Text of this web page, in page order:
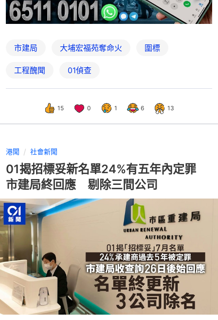
市建局 大埔宏福苑奪命火 圍標
工程醜聞 01偵查
15 0 1 6 13
港聞 社會新聞
01揭招標妥新名單24%有五年內定罪
市建局終回應 剔除三間公司